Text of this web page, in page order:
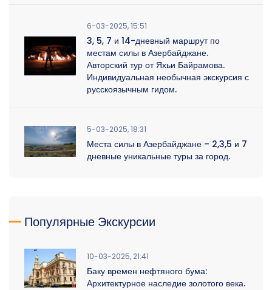
6-03-2025, 15:51
3, 5, 7 и 14-дневный маршрут по
местам силы в Азербайджане.
Авторский тур от Яхьи Байрамова.
Индивидуальная необычная экскурсия с
русскоязычным гидом.
5-03-2025, 18:31
Места силы в Азербайджане – 2,3,5 и 7
дневные уникальные туры за город.
Популярные Экскурсии
10-03-2025, 21:41
Баку времен нефтяного бума:
Архитектурное наследие золотого века.